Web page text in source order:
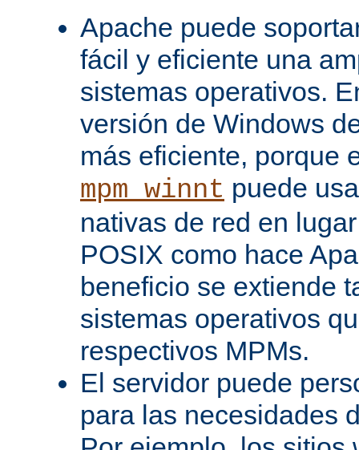
Apache puede
fácil y eficiente una
sistemas operativos.
versión de Windows
más eficiente, porque
mpm_winnt puede
nativas de red en
POSIX como hace
beneficio se extiende
sistemas operativos
respectivos MPMs.
El servidor puede
para las necesidades